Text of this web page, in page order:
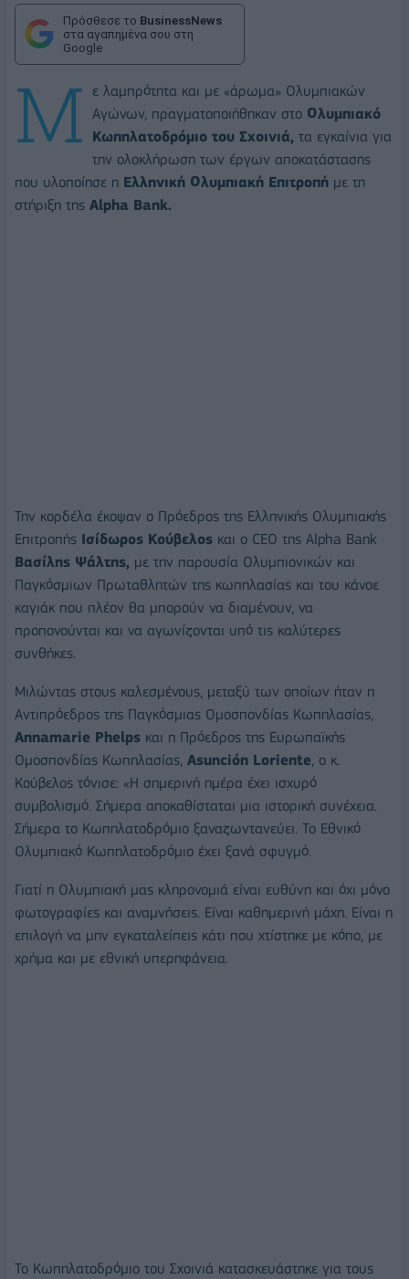
Πρόσθεσε το BusinessNews
στα αγαπημένα σου στη
Google
M
ε λαμπρότητα και με «άρωμα» Ολυμπιακών
Αγώνων, πραγματοποιήθηκαν στο Ολυμπιακό
Κωπηλατοδρόμιο του Σχοινιά, τα εγκαίνια για
την ολοκλήρωση των έργων αποκατάστασης
που υλοποίησε η Ελληνική Ολυμπιακή Επιτροπή με τη
στήριξη της Alpha Bank.
Την κορδέλα έκοψαν ο Πρόεδρος της Ελληνικής Ολυμπιακής
Επιτροπής Ισίδωρος Κούβελος και ο CEO της Alpha Bank
Βασίλης Ψάλτης, με την παρουσία Ολυμπιονικών και
Παγκόσμιων Πρωταθλητών της κωπηλασίας και του κάνοε
καγιάκ που πλέον θα μπορούν να διαμένουν, να
προπονούνται και να αγωνίζονται υπό τις καλύτερες
συνθήκες.
Μιλώντας στους καλεσμένους, μεταξύ των οποίων ήταν η
Αντιπρόεδρος της Παγκόσμιας Ομοσπονδίας Κωπηλασίας,
Annamarie Phelps και η Πρόεδρος της Ευρωπαϊκής
Ομοσπονδίας Κωπηλασίας, Asunción Loriente, ο κ.
Κούβελος τόνισε: «Η σημερινή ημέρα έχει ισχυρό
συμβολισμό. Σήμερα αποκαθίσταται μια ιστορική συνέχεια.
Σήμερα το Κωπηλατοδρόμιο ξαναζωντανεύει. Το Εθνικό
Ολυμπιακό Κωπηλατοδρόμιο έχει ξανά σφυγμό.
Γιατί η Ολυμπιακή μας κληρονομιά είναι ευθύνη και όχι μόνο
φωτογραφίες και αναμνήσεις. Είναι καθημερινή μάχη. Είναι η
επιλογή να μην εγκαταλείπεις κάτι που χτίστηκε με κόπο, με
χρήμα και με εθνική υπερηφάνεια.
Το Κωπηλατοδρόμιο του Σχοινιά κατασκευάστηκε για τους